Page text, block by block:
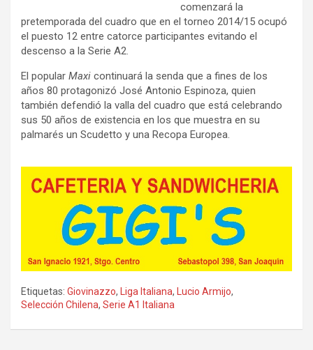
comenzará la
pretemporada del cuadro que en el torneo 2014/15 ocupó
el puesto 12 entre catorce participantes evitando el
descenso a la Serie A2.
El popular Maxi continuará la senda que a fines de los
años 80 protagonizó José Antonio Espinoza, quien
también defendió la valla del cuadro que está celebrando
sus 50 años de existencia en los que muestra en su
palmarés un Scudetto y una Recopa Europea.
Etiquetas: Giovinazzo, Liga Italiana, Lucio Armijo,
Selección Chilena, Serie A1 Italiana